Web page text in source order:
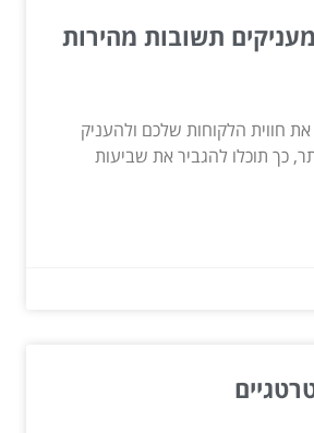
תשובות מהירות
חווית הלקוחות שלכם ולהעניק
כך תוכלו להגביר את שביעות